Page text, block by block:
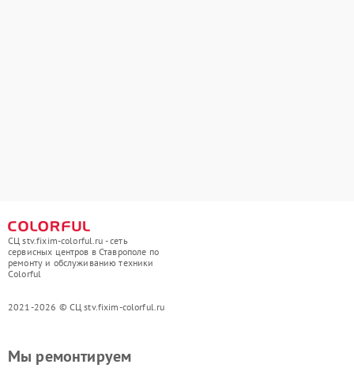
СЦ stv.fixim-colorful.ru - сеть
сервисных центров в Ставрополе по
ремонту и обслуживанию техники
Colorful
2021-2026 © СЦ stv.fixim-colorful.ru
Мы ремонтируем